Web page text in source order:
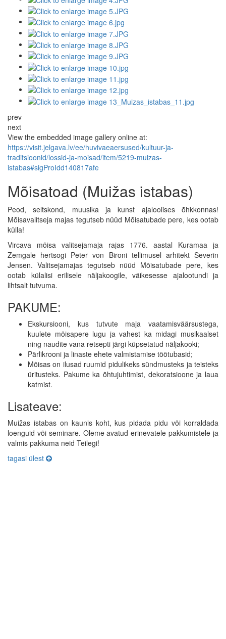
prev
next
View the embedded image gallery online at:
https://visit.jelgava.lv/ee/huvivaeaersused/kultuur-ja-
traditsioonid/lossid-ja-moisad/item/5219-muizas-
istabas#sigProIdd140817afe
Mõisatoad (Muižas istabas)
Peod, seltskond, muusika ja kunst ajaloolises õhkkonnas!
Mõisavalitseja majas tegutseb nüüd Mõisatubade pere, kes ootab
külla!
Vircava mõisa valitsejamaja rajas 1776. aastal Kuramaa ja
Zemgale hertsogi Peter von Bironi tellimusel arhitekt Severin
Jensen. Valitsejamajas tegutseb nüüd Mõisatubade pere, kes
ootab külalisi erilisele näljakoogile, väikesesse ajalootundi ja
lihtsalt tutvuma.
PAKUME:
Ekskursiooni, kus tutvute maja vaatamisväärsustega,
kuulete mõisapere lugu ja vahest ka midagi musikaalset
ning naudite vana retsepti järgi küpsetatud näljakooki;
Pärlikrooni ja linaste ehete valmistamise töötubasid;
Mõisas on ilusad ruumid pidulikeks sündmusteks ja teisteks
üritusteks. Pakume ka õhtujuhtimist, dekoratsioone ja laua
katmist.
Lisateave:
Muižas istabas on kaunis koht, kus pidada pidu või korraldada
loenguid või seminare. Oleme avatud erinevatele pakkumistele ja
valmis pakkuma neid Teilegi!
tagasi ülest